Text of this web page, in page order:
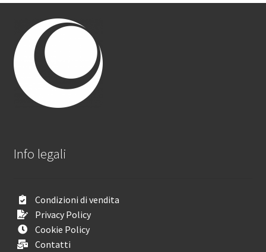
Info legali
Condizioni di vendita
Privacy Policy
Cookie Policy
Contatti